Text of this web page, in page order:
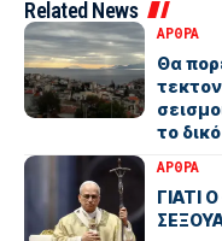
Related News
ΑΡΘΡΑ
Θα
το
ΑΡΘΡΑ
ΓΙΑΤΙ